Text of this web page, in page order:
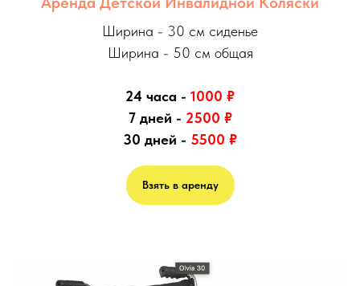
Ширина - 30 см сиденье
Ширина - 50 см общая
24 часа - 1000 ₽
7 дней - 2500 ₽
30 дней - 5500 ₽
Взять в аренду